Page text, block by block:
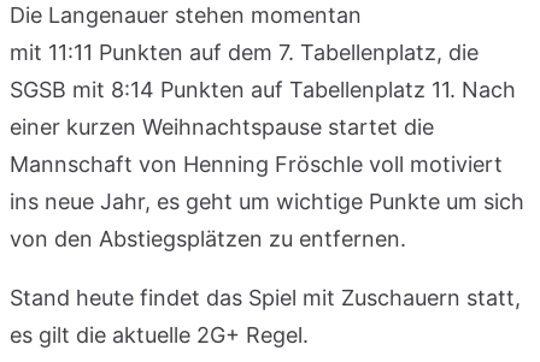
Die Langenauer stehen momentan
mit 11:11 Punkten auf dem 7. Tabellenplatz, die
SGSB mit 8:14 Punkten auf Tabellenplatz 11. Nach
einer kurzen Weihnachtspause startet die
Mannschaft von Henning Fröschle voll motiviert
ins neue Jahr, es geht um wichtige Punkte um sich
von den Abstiegsplätzen zu entfernen.
Stand heute findet das Spiel mit Zuschauern statt,
es gilt die aktuelle 2G+ Regel.